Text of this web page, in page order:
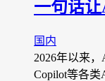
一句话
国内
2026年以来，
Copilot等各